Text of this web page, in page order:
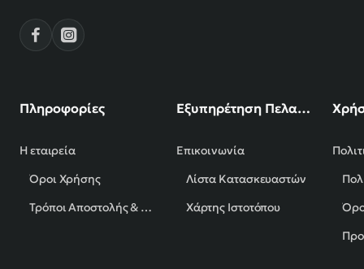
Πληροφορίες
Η εταιρεία
Όροι Χρήσης
Τρόποι Αποστολής & Πληρωμής
Εξυπηρέτηση Πελατών
Επικοινωνία
Λίστα Κατασκευαστών
Χάρτης Ιστοτόπου